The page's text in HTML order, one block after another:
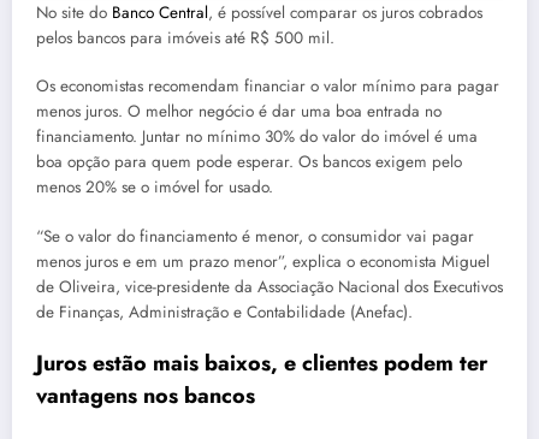
No site do Banco Central, é possível comparar os juros cobrados
pelos bancos para imóveis até R$ 500 mil.
Os economistas recomendam financiar o valor mínimo para pagar
menos juros. O melhor negócio é dar uma boa entrada no
financiamento. Juntar no mínimo 30% do valor do imóvel é uma
boa opção para quem pode esperar. Os bancos exigem pelo
menos 20% se o imóvel for usado.
“Se o valor do financiamento é menor, o consumidor vai pagar
menos juros e em um prazo menor”, explica o economista Miguel
de Oliveira, vice-presidente da Associação Nacional dos Executivos
de Finanças, Administração e Contabilidade (Anefac).
Juros estão mais baixos, e clientes podem ter
vantagens nos bancos